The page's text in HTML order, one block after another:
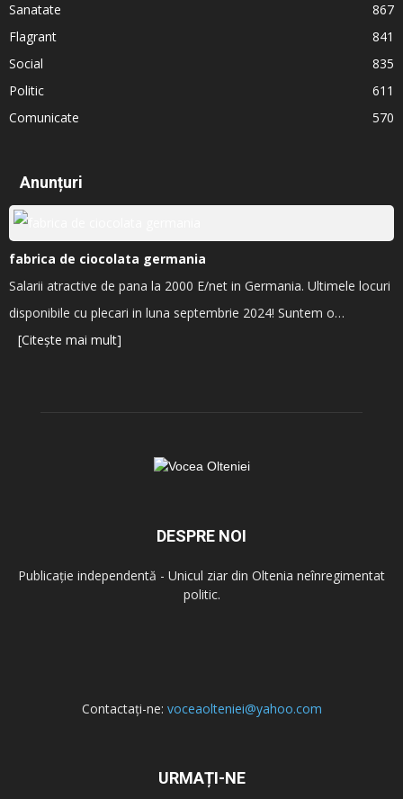
Sanatate
867
Flagrant
841
Social
835
Politic
611
Comunicate
570
Anunțuri
fabrica de ciocolata germania
Salarii atractive de pana la 2000 E/net in Germania. Ultimele locuri
disponibile cu plecari in luna septembrie 2024! Suntem o…
[Citește mai mult]
DESPRE NOI
Publicație independentă - Unicul ziar din Oltenia neînregimentat
politic.
Contactați-ne: voceaolteniei@yahoo.com
URMAȚI-NE